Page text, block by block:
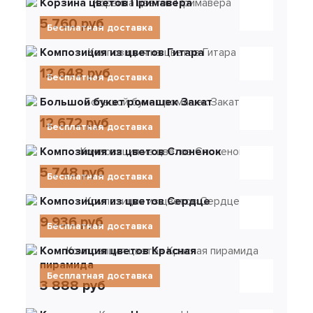
Бесплатная доставка
5 760 руб
Бесплатная доставка
Композиция из цветов Гитара
12 648 руб
Бесплатная доставка
Большой букет ромашек Закат
12 672 руб
Бесплатная доставка
Композиция из цветов Слоненок
5 748 руб
Бесплатная доставка
Композиция из цветов Сердце
9 936 руб
Бесплатная доставка
Композиция цветов Красная
пирамида
3 888 руб